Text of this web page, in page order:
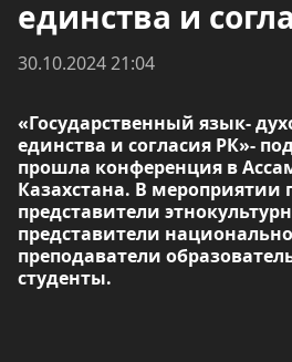
единства и
30.10.2024 21:04
«Государственный язык-
единства и согласия РК»-
прошла конференция в
Казахстана. В мероприятии
представители
представители
преподаватели
студенты.